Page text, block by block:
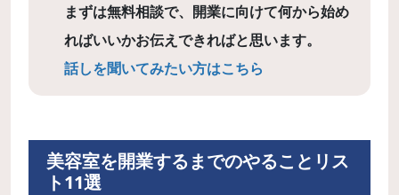
まずは無料相談で、開業に向けて何から始め
ればいいかお伝えできればと思います。
話しを聞いてみたい方はこちら
美容室を開業するまでのやることリス
ト11選